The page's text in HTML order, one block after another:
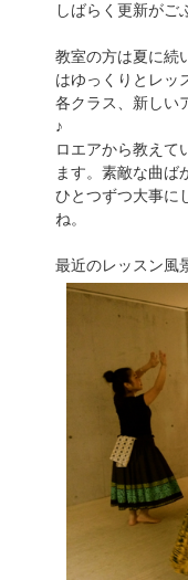
しばらく更新がご
教室の方は夏に続
はゆっくりとレッ
各クラス、新しい
♪
ロエアから教えて
ます。素敵な曲ば
ひとつずつ大事に
ね。
最近のレッスン風